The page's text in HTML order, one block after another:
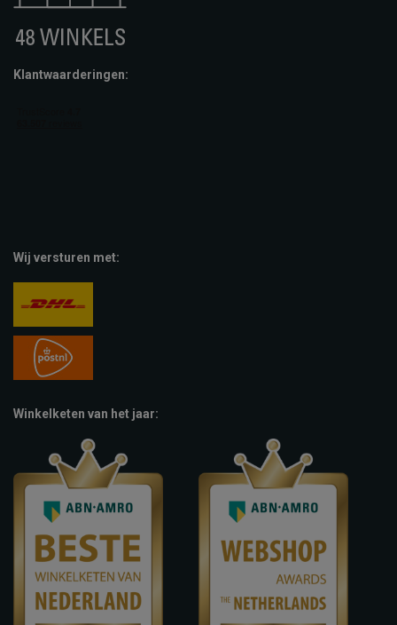
Klantwaarderingen:
Wij versturen met:
Winkelketen van het jaar: